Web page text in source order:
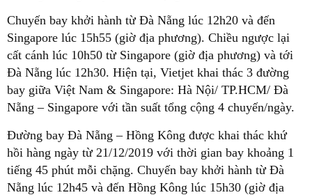
Chuyến bay khởi hành từ Đà Nẵng lúc 12h20 và đến
Singapore lúc 15h55 (giờ địa phương). Chiều ngược lại
cất cánh lúc 10h50 từ Singapore (giờ địa phương) và tới
Đà Nẵng lúc 12h30. Hiện tại, Vietjet khai thác 3 đường
bay giữa Việt Nam & Singapore: Hà Nội/ TP.HCM/ Đà
Nẵng – Singapore với tần suất tổng cộng 4 chuyến/ngày.
Đường bay Đà Nẵng – Hồng Kông được khai thác khứ
hồi hàng ngày từ 21/12/2019 với thời gian bay khoảng 1
tiếng 45 phút mỗi chặng. Chuyến bay khởi hành từ Đà
Nẵng lúc 12h45 và đến Hồng Kông lúc 15h30 (giờ địa